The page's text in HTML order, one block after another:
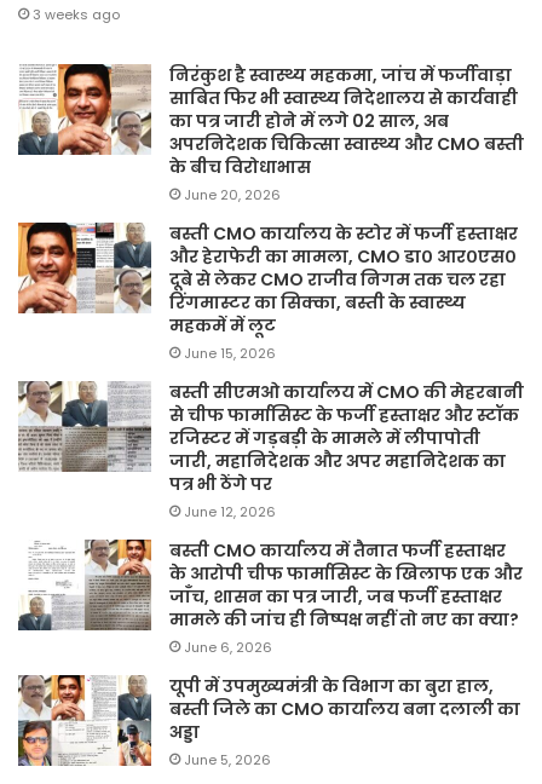
3 weeks ago
निरंकुश है स्वास्थ्य महकमा, जांच में फर्जीवाड़ा
साबित फिर भी स्वास्थ्य निदेशालय से कार्यवाही
का पत्र जारी होने में लगे 02 साल, अब
अपरनिदेशक चिकित्सा स्वास्थ्य और CMO बस्ती
के बीच विरोधाभास
June 20, 2026
बस्ती CMO कार्यालय के स्टोर में फर्जी हस्ताक्षर
और हेराफेरी का मामला, CMO डा० आर०एस०
दूबे से लेकर CMO राजीव निगम तक चल रहा
रिंगमास्टर का सिक्का, बस्ती के स्वास्थ्य
महकमें में लूट
June 15, 2026
बस्ती सीएमओ कार्यालय में CMO की मेहरबानी
से चीफ फार्मासिस्ट के फर्जी हस्ताक्षर और स्टॉक
रजिस्टर में गड़बड़ी के मामले में लीपापोती
जारी, महानिदेशक और अपर महानिदेशक का
पत्र भी ठेंगे पर
June 12, 2026
बस्ती CMO कार्यालय में तैनात फर्जी हस्ताक्षर
के आरोपी चीफ फार्मासिस्ट के खिलाफ एक और
जाँच, शासन का पत्र जारी, जब फर्जी हस्ताक्षर
मामले की जांच ही निष्पक्ष नहीं तो नए का क्या?
June 6, 2026
यूपी में उपमुख्यमंत्री के विभाग का बुरा हाल,
बस्ती जिले का CMO कार्यालय बना दलाली का
अड्डा
June 5, 2026